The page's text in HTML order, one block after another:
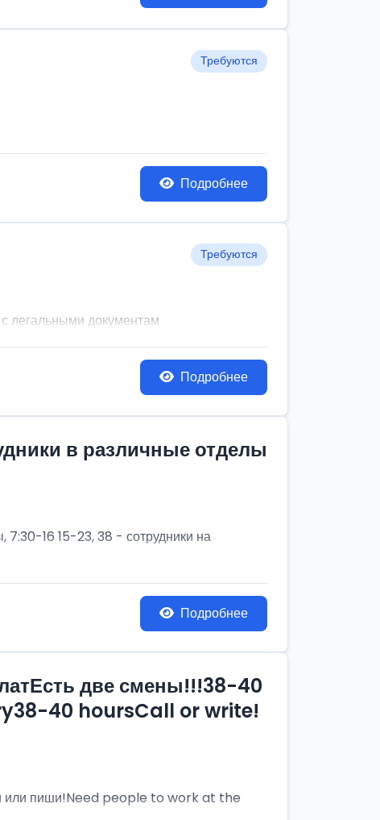
Требуются
Подробнее
Требуются
документам
Подробнее
в различные отделы
7:30-16 15-23, 38 - сотрудники на
Подробнее
две смены!!!38-40
40 hoursCall or write!
или пиши!Need people to work at the